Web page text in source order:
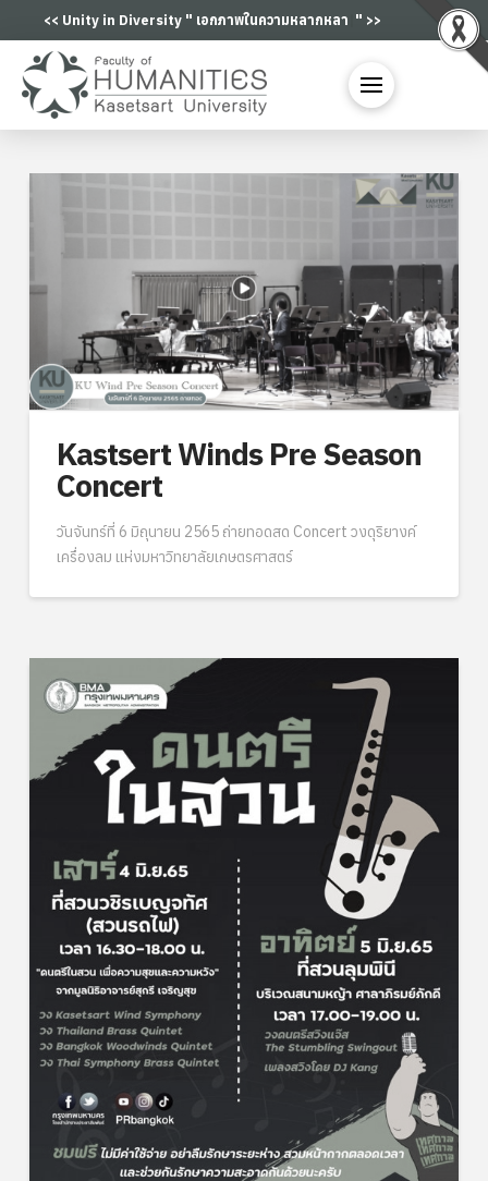
<< Unity in Diversity " เอกภาพในความห|" >>
Kastsert Winds Pre Season
Concert
วันจันทร์ที่ 6 มิถุนายน 2565 ถ่ายทอดสด Concert วงดุริยางค์
เครื่องลม แห่งมหาวิทยาลัยเกษตรศาสตร์